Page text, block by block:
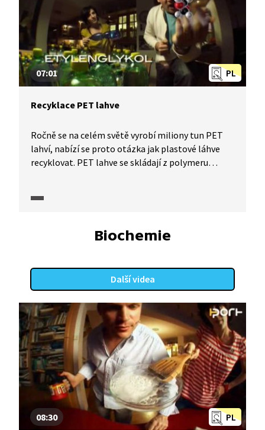
PL
07:01
Recyklace PET lahve
Ročně se na celém světě vyrobí miliony tun PET
lahví, nabízí se proto otázka jak plastové láhve
recyklovat. PET lahve se skládají z polymeru
můžeme plastové lahve spalovat za vzniku oxidu
polyethylentereftalát recyklovat a znovu jej
použít. Vědci se také zabývají otázkou, jak dlouhý
by poté mohly být biodegradabilní.
Biochemie
Další videa
PL
08:30